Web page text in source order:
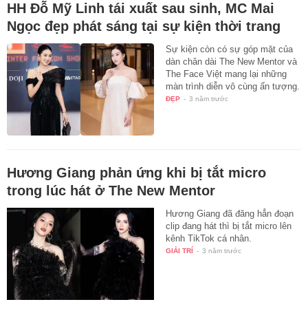
HH Đỗ Mỹ Linh tái xuất sau sinh, MC Mai
Ngọc đẹp phát sáng tại sự kiện thời trang
Sự kiện còn có sự góp mặt của
dàn chân dài The New Mentor và
The Face Việt mang lại những
màn trình diễn vô cùng ấn tượng.
ĐẸP - 3 năm trước
Hương Giang phản ứng khi bị tắt micro
trong lúc hát ở The New Mentor
Hương Giang đã đăng hẳn đoạn
clip đang hát thì bị tắt micro lên
kênh TikTok cá nhân.
GIẢI TRÍ - 3 năm trước